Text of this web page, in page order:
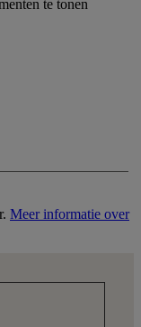
te tonen
Meer informatie over